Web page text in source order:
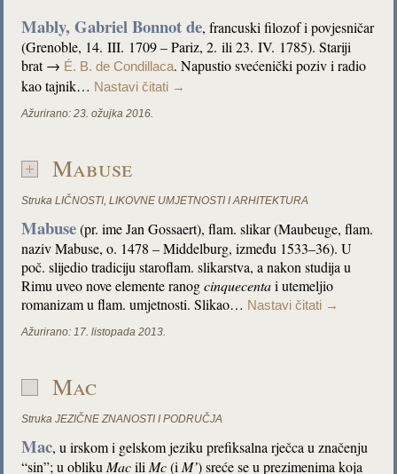
Mably, Gabriel Bonnot de, francuski filozof i povjesničar
(Grenoble, 14. III. 1709 – Pariz, 2. ili 23. IV. 1785). Stariji
brat → É. B. de Condillaca. Napustio svećenički poziv i radio
kao tajnik… Nastavi čitati →
Ažurirano: 23. ožujka 2016.
Mabuse
Struka LIČNOSTI,LIKOVNE UMJETNOSTI I ARHITEKTURA
Mabuse(pr. ime Jan Gossaert), flam. slikar (Maubeuge, flam.
naziv Mabuse, o. 1478 – Middelburg, između 1533–36). U
poč. slijedio tradiciju staroflam. slikarstva, a nakon studija u
Rimu uveo nove elemente ranogcinquecentai utemeljio
romanizam u flam. umjetnosti. Slikao… Nastavi čitati →
Ažurirano: 17. listopada 2013.
Mac
Struka JEZIČNE ZNANOSTI I PODRUČJA
Mac, u irskom i gelskom jeziku prefiksalna rječca u značenju
“sin”; u obliku Macili Mc(i M’) sreće se u prezimenima koja